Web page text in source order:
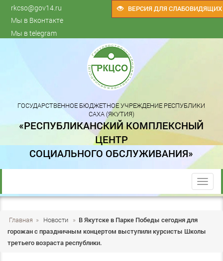
ВЕРСИЯ ДЛЯ СЛАБОВИДЯЩИХ
rkcso@gov14.ru
Мы в Вконтакте
Мы в telegram
ГОСУДАРСТВЕННОЕ БЮДЖЕТНОЕ УЧРЕЖДЕНИЕ РЕСПУБЛИКИ
САХА (ЯКУТИЯ)
«РЕСПУБЛИКАНСКИЙ КОМПЛЕКСНЫЙ
ЦЕНТР
СОЦИАЛЬНОГО ОБСЛУЖИВАНИЯ»
trk
Главная » Новости » В Якутске в Парке Победы сегодня для
горожан с праздничным концертом выступили курсисты Школы
третьего возраста республики.